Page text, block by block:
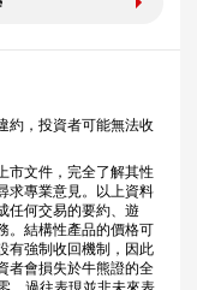
約，投資者可能無法收
市文件，完全了解其性
求專業意見。以上資料
任何交易的要約、遊
。結構性產品的價格可
有強制收回機制，因此
者會損失於牛熊證的全